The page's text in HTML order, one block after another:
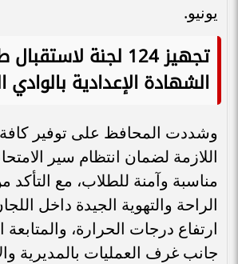
يونيو.
تجهيز 124 لجنة
الشهادة الإعدادية بالوادي
وشددت المحافظ على توفير كافة
اللازمة لضمان انتظام سير
مناسبة وآمنة للطلاب، مع التأكد
الراحة والتهوية الجيدة داخل
ارتفاع درجات الحرارة،
جانب غرف العمليات بالمديرية